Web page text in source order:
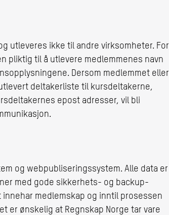
utleveres ikke til andre virksomheter. For
pliktig til å utlevere medlemmenes navn
Dersom medlemmet eller
deltakerliste til kursdeltakerne,
epost adresser, vil bli
og webpubliseringssystem. Alle data er
med gode sikkerhets- og backup-
medlemskap og inntil prosessen
er ønskelig at Regnskap Norge tar vare